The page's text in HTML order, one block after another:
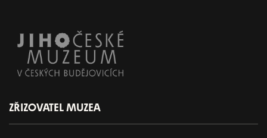
ZŘIZOVATEL MUZEA